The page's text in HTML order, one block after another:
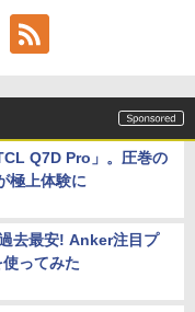
Q7D Pro」。圧巻の
極上体験に
去最安! Anker注目プ
ってみた